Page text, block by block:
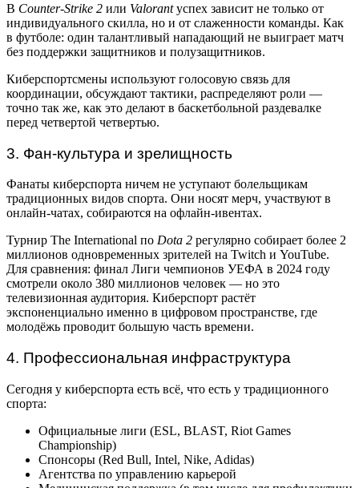
В Counter-Strike 2 или Valorantуспех зависит не только от
индивидуального скилла, но и от слаженности команды. Как
в футболе: один талантливый нападающий не выиграет матч
без поддержки защитников и полузащитников.
Киберспортсмены используют голосовую связь для
координации, обсуждают тактики, распределяют роли —
точно так же, как это делают в баскетбольной раздевалке
перед четвертой четвертью.
3. Фан-культура и зрелищность
Фанаты киберспорта ничем не уступают болельщикам
традиционных видов спорта. Они носят мерч, участвуют в
онлайн-чатах, собираются на офлайн-ивентах.
Турнир The International по Dota 2 регулярно собирает более 2
миллионов одновременных зрителей на Twitch и YouTube.
Для сравнения: финал Лиги чемпионов УЕФА в 2024 году
смотрели около 380 миллионов человек — но это
телевизионная аудитория. Киберспорт растёт
экспоненциально именно в цифровом пространстве, где
молодёжь проводит большую часть времени.
4. Профессиональная инфраструктура
Сегодня у киберспорта есть всё, что есть у традиционного
спорта:
Официальные лиги (ESL, BLAST, Riot Games
Championship)
Спонсоры (Red Bull, Intel, Nike, Adidas)
Агентства по управлению карьерой